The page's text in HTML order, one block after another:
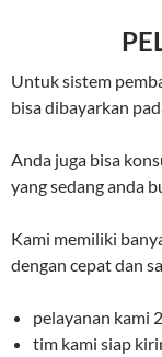
Untuk sistem
bisa dibayarkan
Anda juga bisa
yang sedang anda
Kami memiliki
dengan cepat dan
pelayanan kami
tim kami siap